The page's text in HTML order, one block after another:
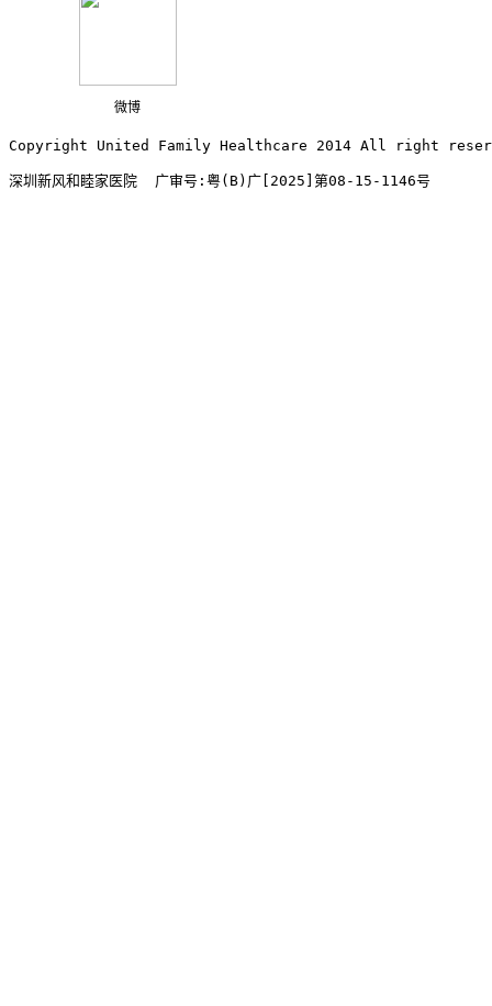
微博
Copyright United Family Healthcare 2014 All right
深圳新风和睦家医院  广审号:粤(B)广[2025]第08-15-1146号